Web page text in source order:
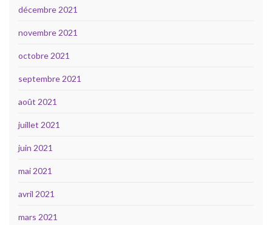
décembre 2021
novembre 2021
octobre 2021
septembre 2021
août 2021
juillet 2021
juin 2021
mai 2021
avril 2021
mars 2021